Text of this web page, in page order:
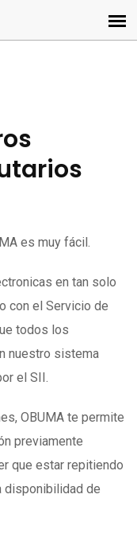
es muy fácil.
en tan solo
con el Servicio de
todos los
nuestro sistema
el SII.
OBUMA te permite
previamente
que estar repitiendo
disponibilidad de